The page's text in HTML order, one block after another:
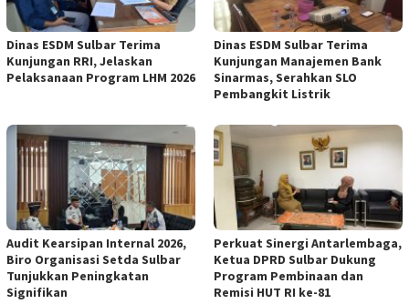
Dinas ESDM Sulbar Terima
Kunjungan RRI, Jelaskan
Pelaksanaan Program LHM 2026
Dinas ESDM Sulbar Terima
Kunjungan Manajemen Bank
Sinarmas, Serahkan SLO
Pembangkit Listrik
Audit Kearsipan Internal 2026,
Biro Organisasi Setda Sulbar
Tunjukkan Peningkatan
Signifikan
Perkuat Sinergi Antarlembaga,
Ketua DPRD Sulbar Dukung
Program Pembinaan dan
Remisi HUT RI ke-81